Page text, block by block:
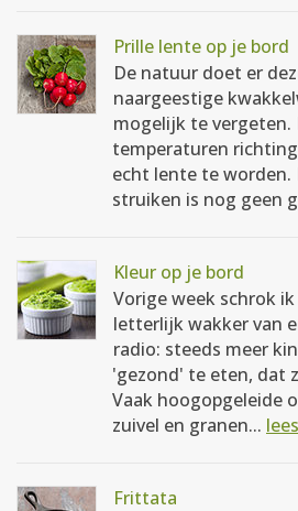
Prille lente op je bord
De natuur doet er
naargeestige
mogelijk te vergeten.
temperaturen
echt lente te worden.
struiken is nog geen
Kleur op je bord
Vorige week schrok
letterlijk wakker van
radio: steeds meer
'gezond' te eten, dat
Vaak hoogopgeleide
zuivel en granen...
Frittata